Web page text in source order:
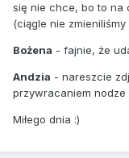
się nie chce, bo to na
(ciągle nie
Bożena - fajnie, że
Andzia - nareszcie
przywracaniem nodze
Miłego dnia :)